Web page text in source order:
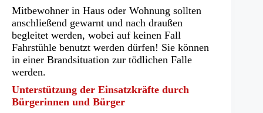
Mitbewohner in Haus oder Wohnung sollten
anschließend gewarnt und nach draußen
begleitet werden, wobei auf keinen Fall
Fahrstühle benutzt werden dürfen! Sie können
in einer Brandsituation zur tödlichen Falle
werden.
Unterstützung der Einsatzkräfte durch
Bürgerinnen und Bürger